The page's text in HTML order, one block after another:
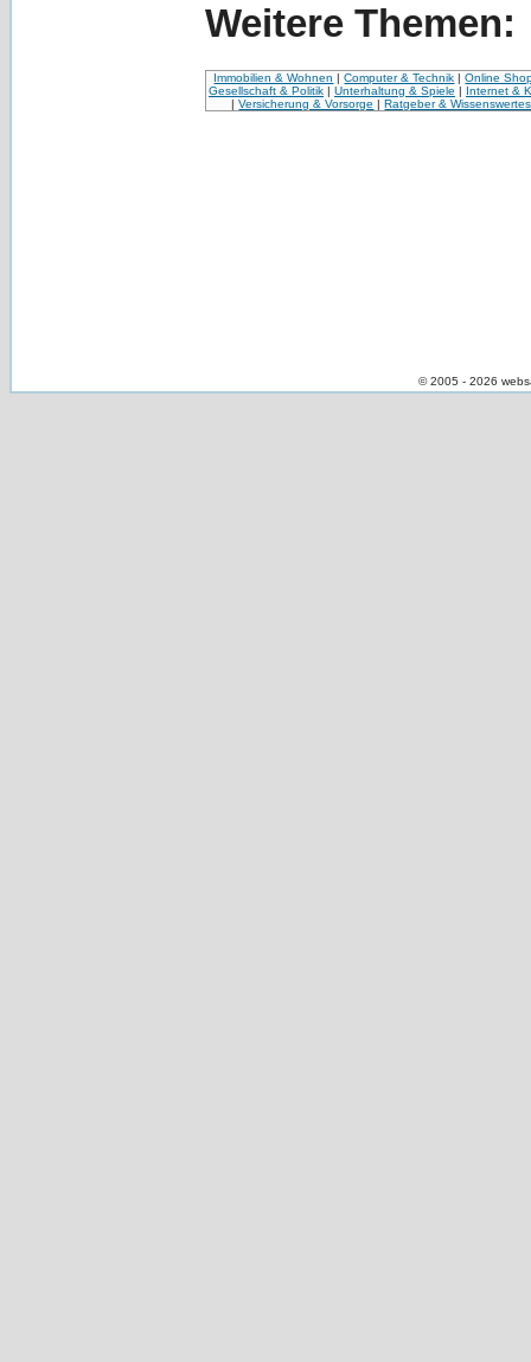
Weitere Themen:
Immobilien & Wohnen |Computer & Technik |Online
Gesellschaft & Politik | Unterhaltung & Spiele | Internet &
|Versicherung & Vorsorge |Ratgeber & Wissenswertes
© 2005 - 2026